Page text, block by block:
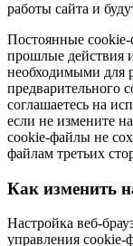
работы сайта и
Постоянные
прошлые действия
необходимыми для
предварительного
соглашаетесь на
если не измените
cookie-файлы не
файлам третьих
Как изменить
Настройка веб-
управления